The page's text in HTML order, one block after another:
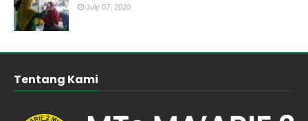
July 07, 2020
Tentang Kami